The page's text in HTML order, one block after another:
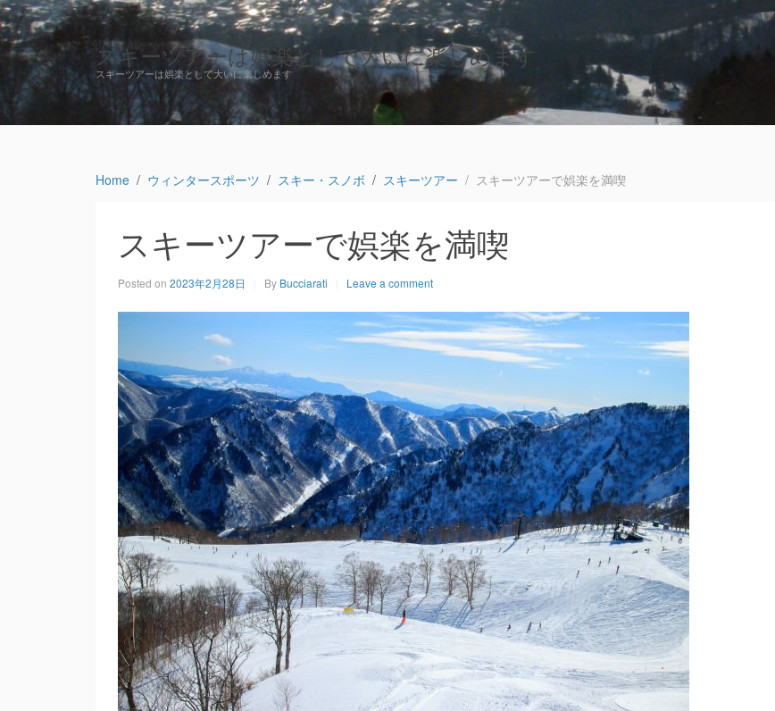
スキーツアーは娯楽として大いに楽しめます
スキーツアーは娯楽として大いに楽しめます
Home ウィンタースポーツ スキー・スノボ スキーツアー スキーツアーで娯楽を満喫
スキーツアーで娯楽を満喫
Posted on 2023年2月28日 By Bucciarati Leave a comment